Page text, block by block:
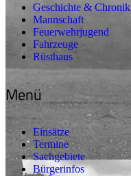
Geschichte & Chronik
Mannschaft
Feuerwehrjugend
Fahrzeuge
Rüsthaus
Menü
Einsätze
Termine
Sachgebiete
Bürgerinfos